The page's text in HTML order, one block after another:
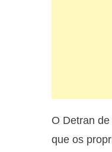
O Detran
que os